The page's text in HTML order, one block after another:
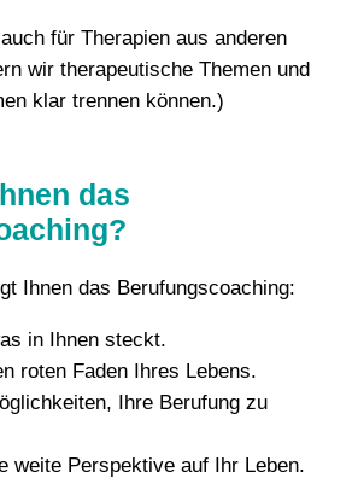
für Therapien aus anderen
wir therapeutische Themen und
klar trennen können.)
das
Ihnen das Berufungscoaching:
in Ihnen steckt.
roten Faden Ihres Lebens.
Ihre Berufung zu
weite Perspektive auf Ihr Leben.